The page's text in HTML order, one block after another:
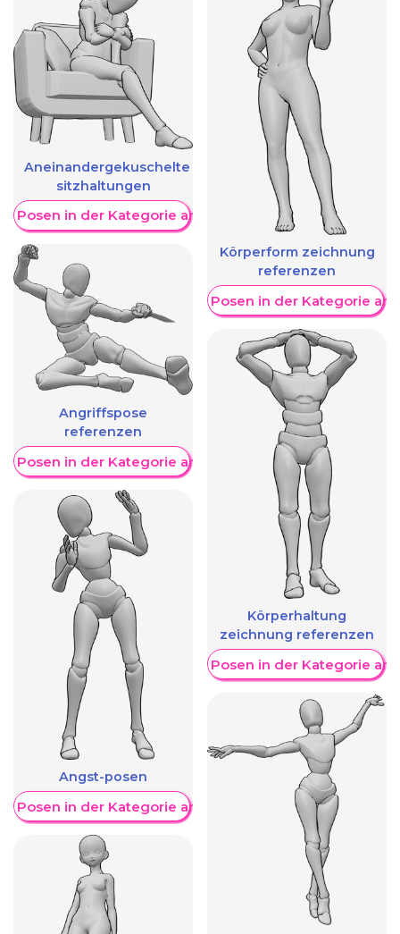
Aneinandergekuschelte
sitzhaltungen
Posen in der Kategorie anzeigen
Angriffspose
referenzen
Posen in der Kategorie anzeigen
Angst-posen
Posen in der Kategorie anzeigen
Körperform zeichnung
referenzen
Weitere Posen in der Kategorie
Körperhaltung
zeichnung referenzen
Weitere Posen in der Kategorie